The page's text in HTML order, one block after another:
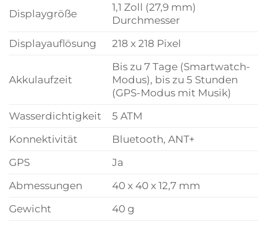
Displaygröße
1,1 Zoll (27,9 mm)
Durchmesser
Displayauflösung
218 x 218 Pixel
Akkulaufzeit
Bis zu 7 Tage (Smartwatch-
Modus), bis zu 5 Stunden
(GPS-Modus mit Musik)
Wasserdichtigkeit
5 ATM
Konnektivität
Bluetooth, ANT+
GPS
Ja
Abmessungen
40 x 40 x 12,7 mm
Gewicht
40 g